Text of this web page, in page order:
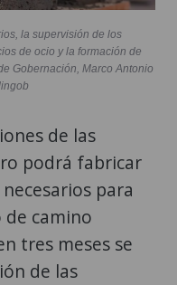
la supervisión de los
de ocio y la formación de
Gobernación, Marco Antonio
de las
podrá fabricar
para
camino
tres meses se
de las